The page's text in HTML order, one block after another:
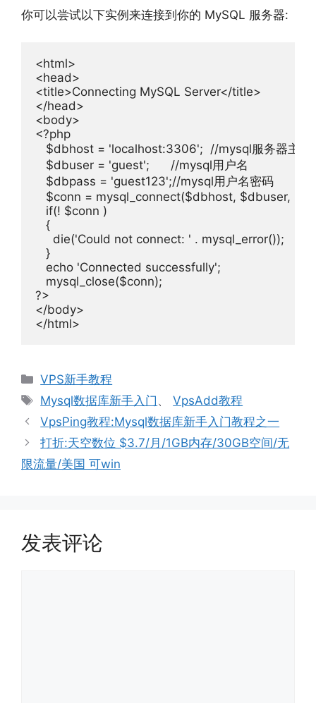
你可以尝试以下实例来连接到你的 MySQL 服务器:
<html>
<head>
<title>Connecting MySQL Server</title>
</head>
<body>
<?php
   $dbhost
= 'localhost:3306'; //mysql服务器主机
   $dbuser
= 'guest';
//mysql用户名
   $dbpass
= 'guest123';//mysql用户名密码
   $conn
= mysql_connect($dbhost, $dbuser,
if(! $conn )
{
die('Could not connect: ' . mysql_error());
}
   echo
'Connected successfully';
   mysql_close
($conn);
?>
</body>
</html>
分
类
VPS新手教程
标
签
Mysql数据库新手入门 、VpsAdd教程
VpsPing教程:Mysql数据库新手入门教程之一
打折:天空数位 $3.7/月/1GB内存/30GB空间/无
限流量/美国 可win
发表评论